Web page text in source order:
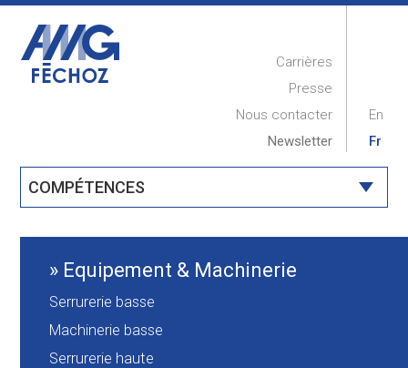
Carrières
Presse
Nous contacter
Newsletter
En
Fr
COMPÉTENCES
PRESENTATION
COMPÉTENCES
MAINTENANCE
Equipement & Machinerie
Serrurerie basse
Machinerie basse
Serrurerie haute